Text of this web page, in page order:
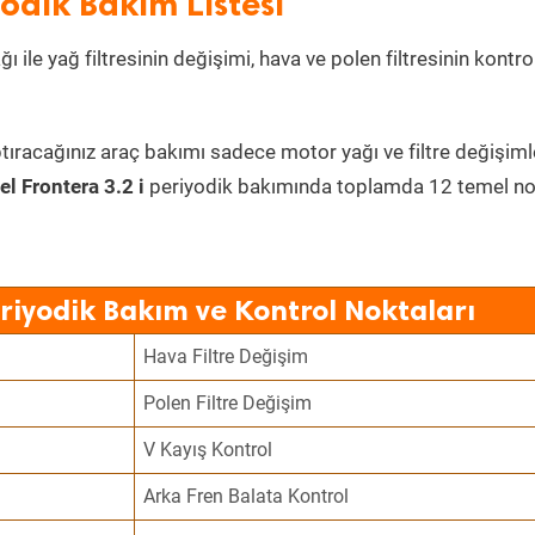
ile yağ filtresinin değişimi, hava ve polen filtresinin
araç bakımı sadece motor yağı ve filtre
Frontera 3.2 i periyodik bakımında toplamda 12 temel
Bakım ve Kontrol Noktaları
Hava Filtre Değişim
Polen Filtre Değişim
V Kayış Kontrol
Arka Fren Balata Kontrol